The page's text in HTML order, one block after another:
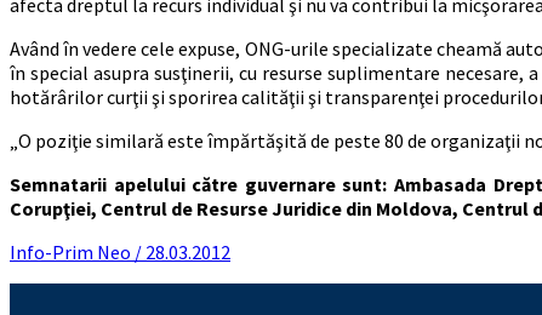
afecta dreptul la recurs individual şi nu va contribui la
Având în vedere cele expuse, ONG-urile specializate cheamă
în special asupra susţinerii, cu resurse suplimentare
hotărârilor curţii şi sporirea calităţii şi transparenţei
„O poziţie similară este împărtăşită de peste 80 de organizaţii
Semnatarii apelului către guvernare sunt: Ambasada
Corupţiei, Centrul de Resurse Juridice din Moldova,
Info-Prim Neo / 28.03.2012